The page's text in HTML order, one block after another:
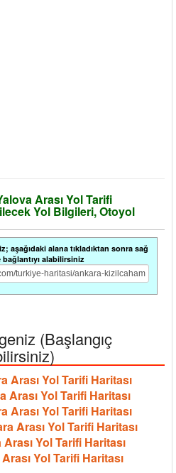
Arası Yol Tarifi
Yol Bilgileri, Otoyol
aşağıdaki alana tıkladıktan sonra sağ
bağlantıyı alabilirsiniz
(Başlangıç
Arası Yol Tarifi Haritası
Yol Tarifi Haritası
Arası Yol Tarifi Haritası
Arası Yol Tarifi Haritası
Yol Tarifi Haritası
Yol Tarifi Haritası